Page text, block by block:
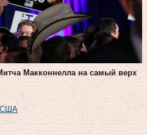
Макконнелла на самый верх
США